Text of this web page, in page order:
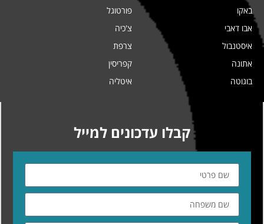
באקו
אבו דאבי
איסטנבול
אתונה
בוגוטה
פורטוגל
צ'כיה
צרפת
קפריסין
איטליה
קבלו עדכונים למייל